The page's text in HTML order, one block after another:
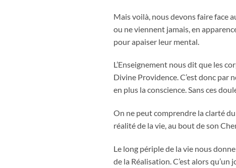
Mais voilà, nous devons faire face
ou ne viennent jamais, en
pour apaiser leur mental.
L’Enseignement nous dit que les
Divine Providence. C’est donc par
en plus la conscience. Sans ces
On ne peut comprendre la clarté
réalité de la vie, au bout de son
Le long périple de la vie nous
de la Réalisation. C’est alors